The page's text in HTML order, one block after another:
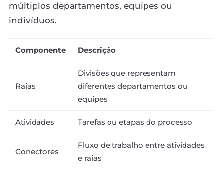
múltiplos departamentos, equipes ou
indivíduos.
Componente Descrição
Raias
Divisões que representam
diferentes departamentos ou
equipes
Atividades Tarefas ou etapas do processo
Conectores
Fluxo de trabalho entre atividades
e raias